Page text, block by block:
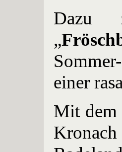
Dazu
„
einer
Mit dem